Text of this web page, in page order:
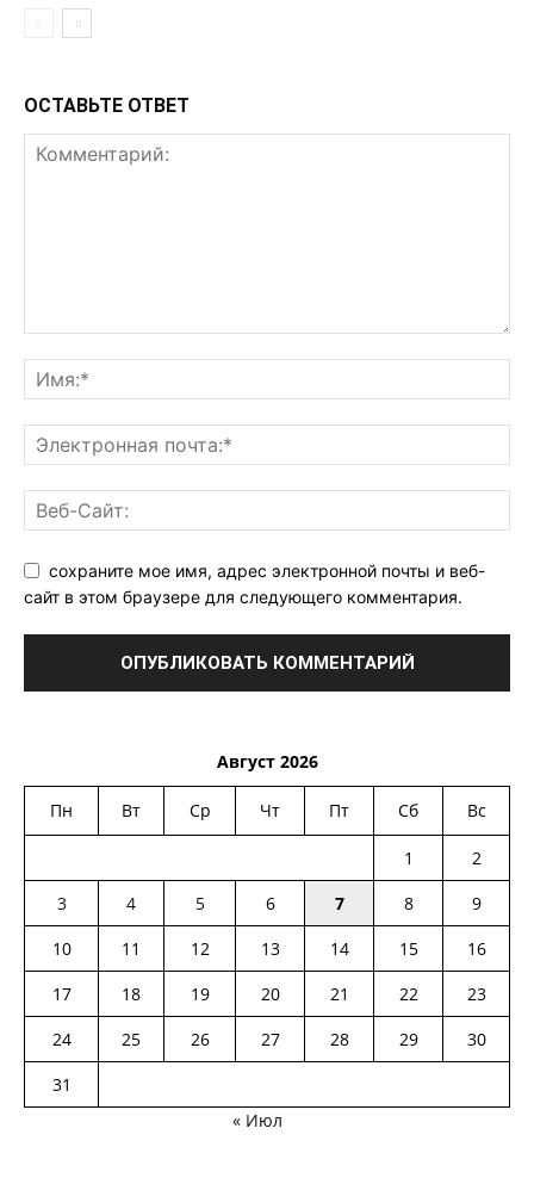
ОСТАВЬТЕ ОТВЕТ
сохраните мое имя, адрес электронной почты и веб-
сайт в этом браузере для следующего комментария.
Август 2026
Пн Вт Ср Чт Пт Сб Вс
1
2
3
4 5 6 7 8
9
10
11 12 13 14 15
16
17
18 19 20 21 22
23
24
25 26 27 28 29
30
31
« Июл